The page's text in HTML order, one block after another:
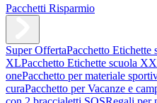
Pacchetti Risparmio
Super OffertaPacchetto Etichette
XLPacchetto Etichette scuola
onePacchetto per materiale
curaPacchetto per Vacanze e